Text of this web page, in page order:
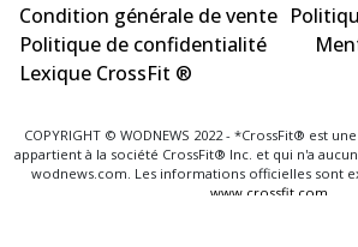
Condition générale de vente
Politique de confidentialité
Lexique CrossFit ®
COPYRIGHT © WODNEWS 2022 - *CrossFit® est
appartient à la société CrossFit® Inc. et qui n'a
wodnews.com. Les informations officielles sont
www.crossfit.com